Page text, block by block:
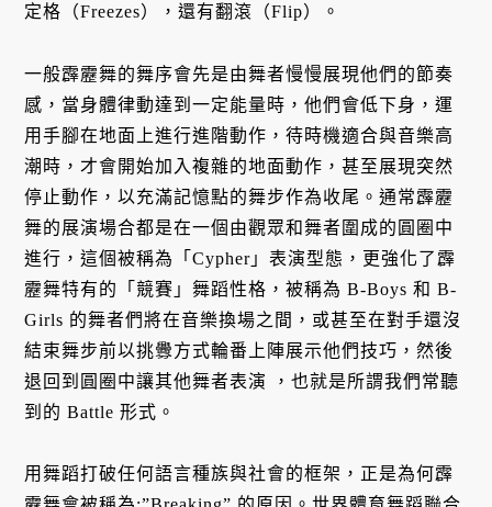
定格（Freezes），還有翻滾（Flip）。
一般霹靂舞的舞序會先是由舞者慢慢展現他們的節奏
感，當身體律動達到一定能量時，他們會低下身，運
用手腳在地面上進行進階動作，待時機適合與音樂高
潮時，才會開始加入複雜的地面動作，甚至展現突然
停止動作，以充滿記憶點的舞步作為收尾。通常霹靂
舞的展演場合都是在一個由觀眾和舞者圍成的圓圈中
進行，這個被稱為「Cypher」表演型態，更強化了霹
靂舞特有的「競賽」舞蹈性格，被稱為 B-Boys 和 B-
Girls 的舞者們將在音樂換場之間，或甚至在對手還沒
結束舞步前以挑釁方式輪番上陣展示他們技巧，然後
退回到圓圈中讓其他舞者表演 ，也就是所謂我們常聽
到的 Battle 形式。
用舞蹈打破任何語言種族與社會的框架，正是為何霹